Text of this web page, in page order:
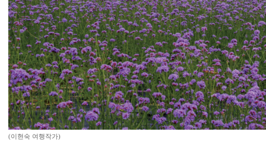
(이현숙 여행작가)